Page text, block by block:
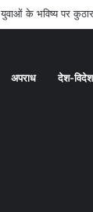
कार्यकर्ती
अपराध देश-विदेश